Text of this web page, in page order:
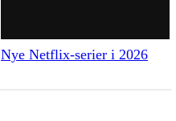
Nye Netflix-serier i 2026